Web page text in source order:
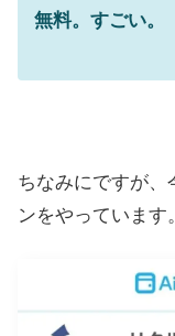
無料。すごい。
ちなみにですが、
ンをやっています。